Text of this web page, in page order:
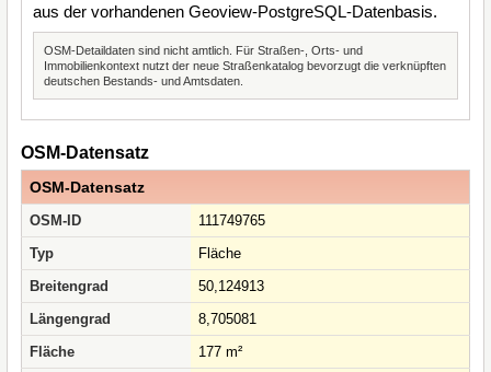
aus der vorhandenen Geoview-PostgreSQL-Datenbasis.
OSM-Detaildaten sind nicht amtlich. Für Straßen-, Orts- und
Immobilienkontext nutzt der neue Straßenkatalog bevorzugt die verknüpften
deutschen Bestands- und Amtsdaten.
OSM-Datensatz
OSM-Datensatz
OSM-ID
111749765
Typ
Fläche
Breitengrad
50,124913
Längengrad
8,705081
Fläche
177 m²